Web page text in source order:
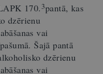
170. 3pantā, kas
dzērienu
vai
Šajā pantā
dzērienu
vai